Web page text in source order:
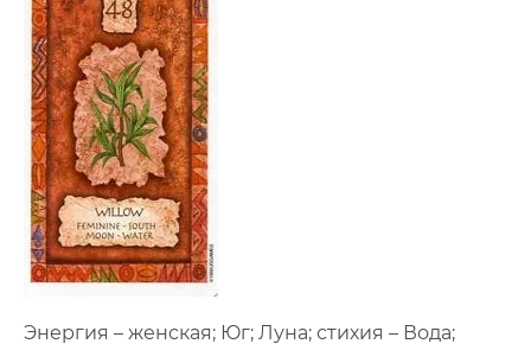
Энергия – женская; Юг; Луна; стихия – Вода;